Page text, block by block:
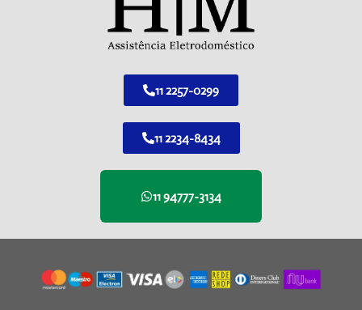
11 2257-0299
11 2234-8434
11 94777-3134